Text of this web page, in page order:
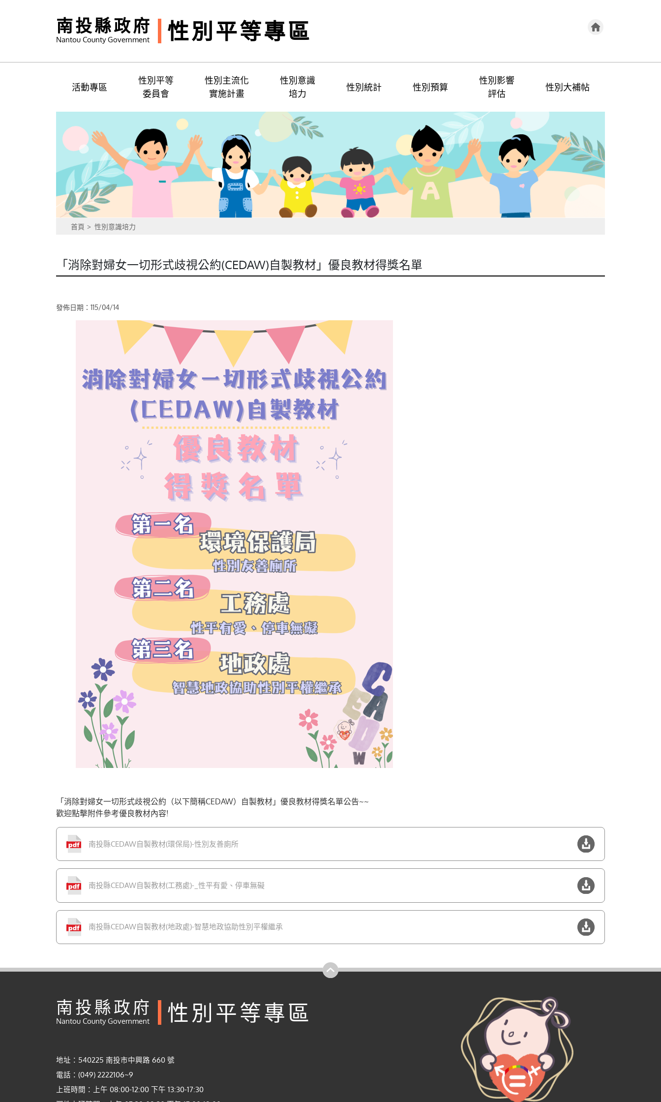
南投縣政府
Nantou County Government 性別平等專區
活動專區
性別平等
委員會
性別主流化
實施計畫
性別意識
培力
性別統計 性別預算
性別影響
評估
性別大補帖
首頁 性別意識培力
「消除對婦女一切形式歧視公約(CEDAW)自製教材」優良教材得獎名單
發佈日期：115/04/14
「消除對婦女一切形式歧視公約（以下簡稱CEDAW）自製教材」優良教材得獎名單公告~~
歡迎點擊附件參考優良教材內容!
南投縣CEDAW自製教材(環保局)-性別友善廁所
南投縣CEDAW自製教材(工務處)-_性平有愛、停車無礙
南投縣CEDAW自製教材(地政處)-智慧地政協助性別平權繼承
南投縣政府
Nantou County Government 性別平等專區
地址：540225 南投市中興路 660 號
電話：(049) 2222106~9
上班時間：上午 08:00-12:00 下午 13:30-17:30